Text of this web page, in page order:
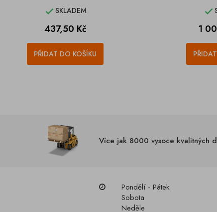
SKLADEM
Cena
437,50 Kč
PŘIDAT DO KOŠÍKU

1
Více jak 8000 vysoce kvalitných
Pondělí - Pátek
Sobota
Neděle